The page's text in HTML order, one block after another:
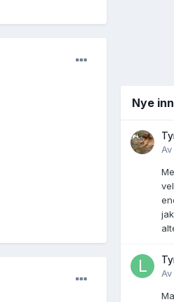
Nye
Av
Av